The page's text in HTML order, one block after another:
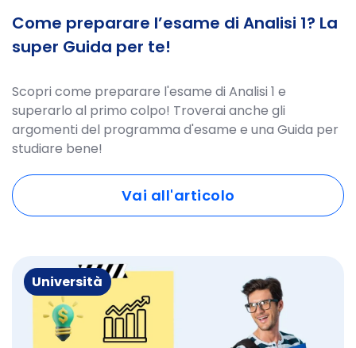
Come preparare l’esame di Analisi 1? La
super Guida per te!
Scopri come preparare l'esame di Analisi 1 e
superarlo al primo colpo! Troverai anche gli
argomenti del programma d'esame e una Guida per
studiare bene!
Vai all'articolo
Università